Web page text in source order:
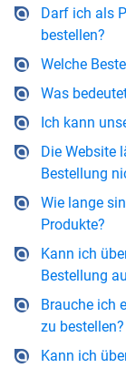
Darf ich als
bestellen?
Welche
Was
Ich kann
Die Website
Bestellung
Wie lange
Produkte?
Kann ich
Bestellung
Brauche ich
zu bestellen?
Kann ich